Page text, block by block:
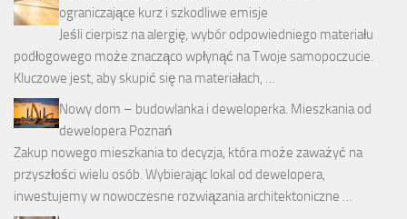
ograniczające kurz i szkodliwe emisje
Jeśli cierpisz na alergię, wybór odpowiedniego materiału
podłogowego może znacząco wpłynąć na Twoje samopoczucie.
Kluczowe jest, aby skupić się na materiałach, …
Nowy dom – budowlanka i deweloperka. Mieszkania od
dewelopera Poznań
Zakup nowego mieszkania to decyzja, która może zaważyć na
przyszłości wielu osób. Wybierając lokal od dewelopera,
inwestujemy w nowoczesne rozwiązania architektoniczne …